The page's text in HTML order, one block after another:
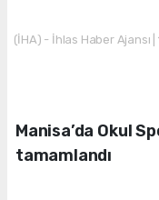
(İHA) - İhlas Haber Ajansı
Manisa’da Okul
tamamlandı